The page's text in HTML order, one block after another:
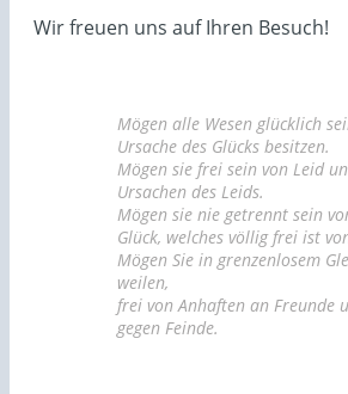
Wir freuen uns auf Ihren Besuch!
Mögen alle Wesen glücklich
Ursache des Glücks besitzen.
Mögen sie frei sein von Leid
Ursachen des Leids.
Mögen sie nie getrennt sein
Glück, welches völlig frei ist
Mögen Sie in grenzenlosem
weilen,
frei von Anhaften an Freunde
gegen Feinde.